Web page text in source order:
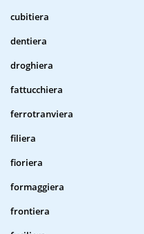
cubitiera
dentiera
droghiera
fattucchiera
ferrotranviera
filiera
fioriera
formaggiera
frontiera